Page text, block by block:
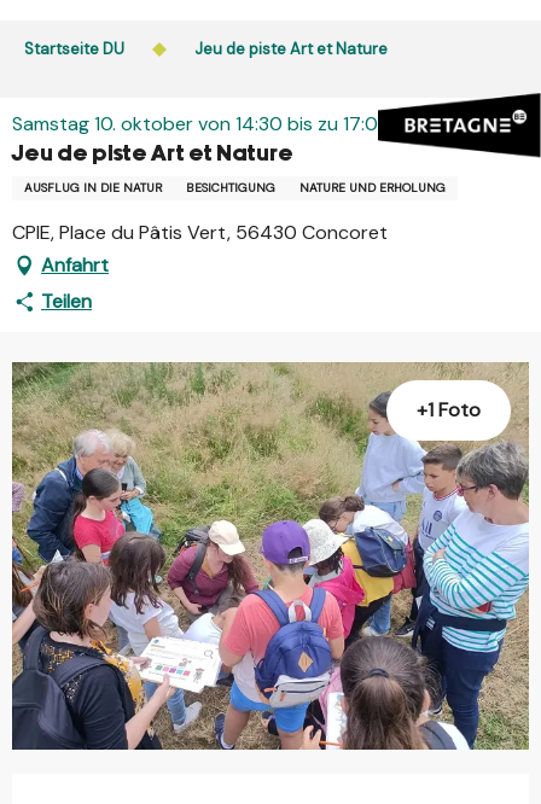
Startseite DU Jeu de piste Art et Nature
Samstag 10. oktober von 14:30 bis zu 17:00
Jeu de piste Art et Nature
AUSFLUG IN DIE NATUR BESICHTIGUNG NATURE UND ERHOLUNG
CPIE, Place du Pâtis Vert, 56430 Concoret
Anfahrt
Teilen
+1 Foto